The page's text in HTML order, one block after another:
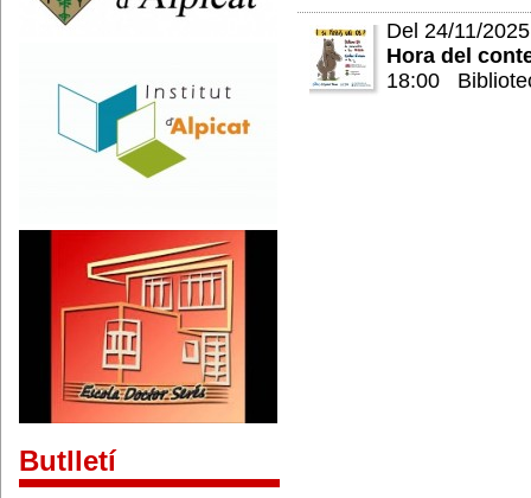
Butlletí
Del 24/11/
Hora del
18:00